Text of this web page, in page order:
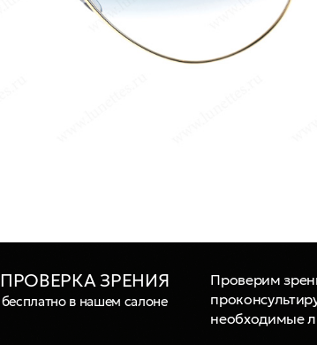
ПРОВЕРКА ЗРЕНИЯ
бесплатно в нашем салоне
Проверим
необходимые